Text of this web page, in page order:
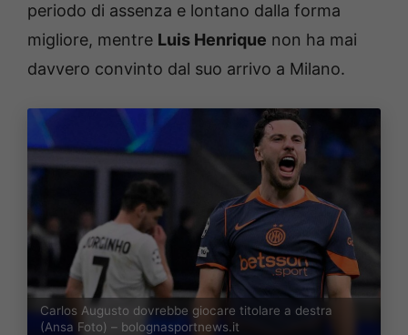
periodo di assenza e lontano dalla forma
migliore, mentre Luis Henrique non ha mai
davvero convinto dal suo arrivo a Milano.
Carlos Augusto dovrebbe giocare titolare a destra
(Ansa Foto) – bolognasportnews.it